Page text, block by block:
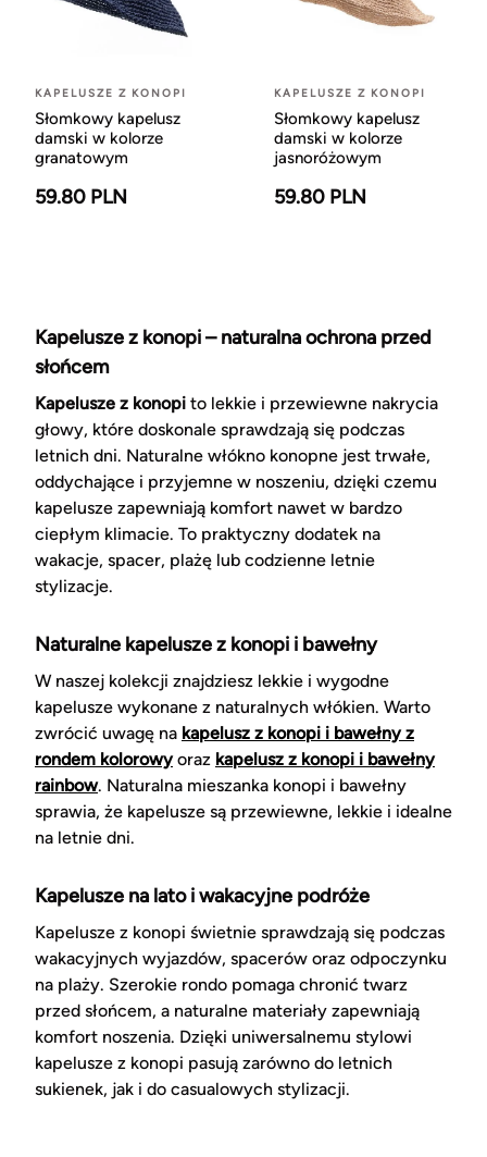
KAPELUSZE Z KONOPI
Słomkowy kapelusz
damski w kolorze
granatowym
59.80 PLN
KAPELUSZE Z KONOPI
Słomkowy kapelusz
damski w kolorze
jasnoróżowym
59.80 PLN
Kapelusze z konopi – naturalna ochrona przed
słońcem
Kapelusze z konopi to lekkie i przewiewne nakrycia
głowy, które doskonale sprawdzają się podczas
letnich dni. Naturalne włókno konopne jest trwałe,
oddychające i przyjemne w noszeniu, dzięki czemu
kapelusze zapewniają komfort nawet w bardzo
ciepłym klimacie. To praktyczny dodatek na
wakacje, spacer, plażę lub codzienne letnie
stylizacje.
Naturalne kapelusze z konopi i bawełny
W naszej kolekcji znajdziesz lekkie i wygodne
kapelusze wykonane z naturalnych włókien. Warto
zwrócić uwagę na kapelusz z konopi i bawełny z
rondem kolorowyoraz kapelusz z konopi i bawełny
rainbow. Naturalna mieszanka konopi i bawełny
sprawia, że kapelusze są przewiewne, lekkie i idealne
na letnie dni.
Kapelusze na lato i wakacyjne podróże
Kapelusze z konopi świetnie sprawdzają się podczas
wakacyjnych wyjazdów, spacerów oraz odpoczynku
na plaży. Szerokie rondo pomaga chronić twarz
przed słońcem, a naturalne materiały zapewniają
komfort noszenia. Dzięki uniwersalnemu stylowi
kapelusze z konopi pasują zarówno do letnich
sukienek, jak i do casualowych stylizacji.